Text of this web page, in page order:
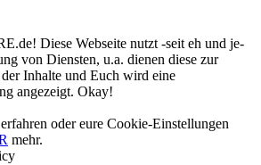
Diese Webseite nutzt -seit eh und je-
von Diensten, u.a. dienen diese zur
Inhalte und Euch wird eine
angezeigt. Okay!
oder eure Cookie-Einstellungen
mehr.